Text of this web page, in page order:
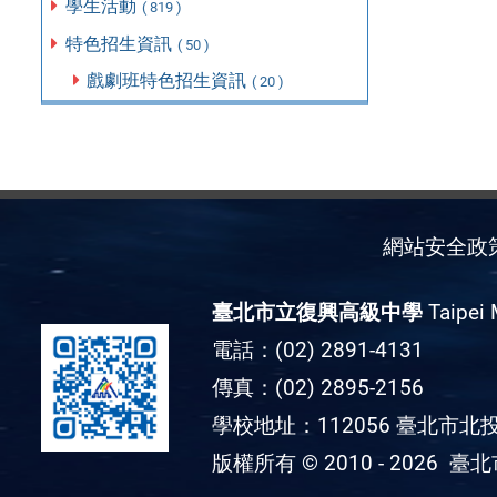
學生活動 ( 819 )
特色招生資訊 ( 50 )
戲劇班特色招生資訊 ( 20 )
網站安全政
臺北市立復興高級中學Taipei
電話：(02) 2891-4131
傳真：(02) 2895-2156
學校地址：112056 臺北市北
版權所有 © 2010 - 2026 臺北